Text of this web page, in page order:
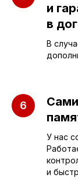
и
в
В
У нас
и
Бюджетные
Вертикальные
Горизонтальные
Детские
Двойные
Военному